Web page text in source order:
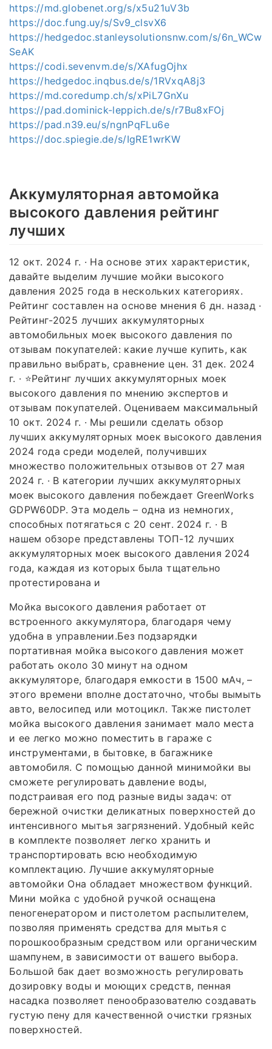
https://md.globenet.org/s/x5u21uV3b
https://doc.fung.uy/s/Sv9_clsvX6
https://hedgedoc.stanleysolutionsnw.com/s/6n_WCw
SeAK
https://codi.sevenvm.de/s/XAfugOjhx
https://hedgedoc.inqbus.de/s/1RVxqA8j3
https://md.coredump.ch/s/xPiL7GnXu
https://pad.dominick-leppich.de/s/r7Bu8xFOj
https://pad.n39.eu/s/ngnPqFLu6e
https://doc.spiegie.de/s/IgRE1wrKW
Аккумуляторная автомойка
высокого давления рейтинг
лучших
12 окт. 2024 г. · На основе этих характеристик,
давайте выделим лучшие мойки высокого
давления 2025 года в нескольких категориях.
Рейтинг составлен на основе мнения 6 дн. назад ·
Рейтинг-2025 лучших аккумуляторных
автомобильных моек высокого давления по
отзывам покупателей: какие лучше купить, как
правильно выбрать, сравнение цен. 31 дек. 2024
г. · ⭐Рейтинг лучших аккумуляторных моек
высокого давления по мнению экспертов и
отзывам покупателей. Оцениваем максимальный
10 окт. 2024 г. · Мы решили сделать обзор
лучших аккумуляторных моек высокого давления
2024 года среди моделей, получивших
множество положительных отзывов от 27 мая
2024 г. · В категории лучших аккумуляторных
моек высокого давления побеждает GreenWorks
GDPW60DP. Эта модель – одна из немногих,
способных потягаться с 20 сент. 2024 г. · В
нашем обзоре представлены ТОП-12 лучших
аккумуляторных моек высокого давления 2024
года, каждая из которых была тщательно
протестирована и
Мойка высокого давления работает от
встроенного аккумулятора, благодаря чему
удобна в управлении.Без подзарядки
портативная мойка высокого давления может
работать около 30 минут на одном
аккумуляторе, благодаря емкости в 1500 мАч, –
этого времени вполне достаточно, чтобы вымыть
авто, велосипед или мотоцикл. Также пистолет
мойка высокого давления занимает мало места
и ее легко можно поместить в гараже с
инструментами, в бытовке, в багажнике
автомобиля. С помощью данной минимойки вы
сможете регулировать давление воды,
подстраивая его под разные виды задач: от
бережной очистки деликатных поверхностей до
интенсивного мытья загрязнений. Удобный кейс
в комплекте позволяет легко хранить и
транспортировать всю необходимую
комплектацию. Лучшие аккумуляторные
автомойки Она обладает множеством функций.
Мини мойка с удобной ручкой оснащена
пеногенератором и пистолетом распылителем,
позволяя применять средства для мытья с
порошкообразным средством или органическим
шампунем, в зависимости от вашего выбора.
Большой бак дает возможность регулировать
дозировку воды и моющих средств, пенная
насадка позволяет пенообразователю создавать
густую пену для качественной очистки грязных
поверхностей.